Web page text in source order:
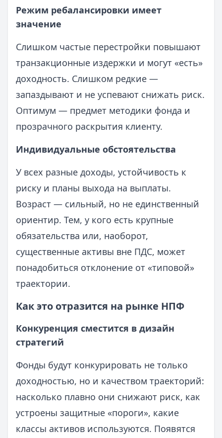
Режим ребалансировки имеет
значение
Слишком частые перестройки повышают
транзакционные издержки и могут «есть»
доходность. Слишком редкие —
запаздывают и не успевают снижать риск.
Оптимум — предмет методики фонда и
прозрачного раскрытия клиенту.
Индивидуальные обстоятельства
У всех разные доходы, устойчивость к
риску и планы выхода на выплаты.
Возраст — сильный, но не единственный
ориентир. Тем, у кого есть крупные
обязательства или, наоборот,
существенные активы вне ПДС, может
понадобиться отклонение от «типовой»
траектории.
Как это отразится на рынке НПФ
Конкуренция сместится в дизайн
стратегий
Фонды будут конкурировать не только
доходностью, но и качеством траекторий:
насколько плавно они снижают риск, как
устроены защитные «пороги», какие
классы активов используются. Появятся